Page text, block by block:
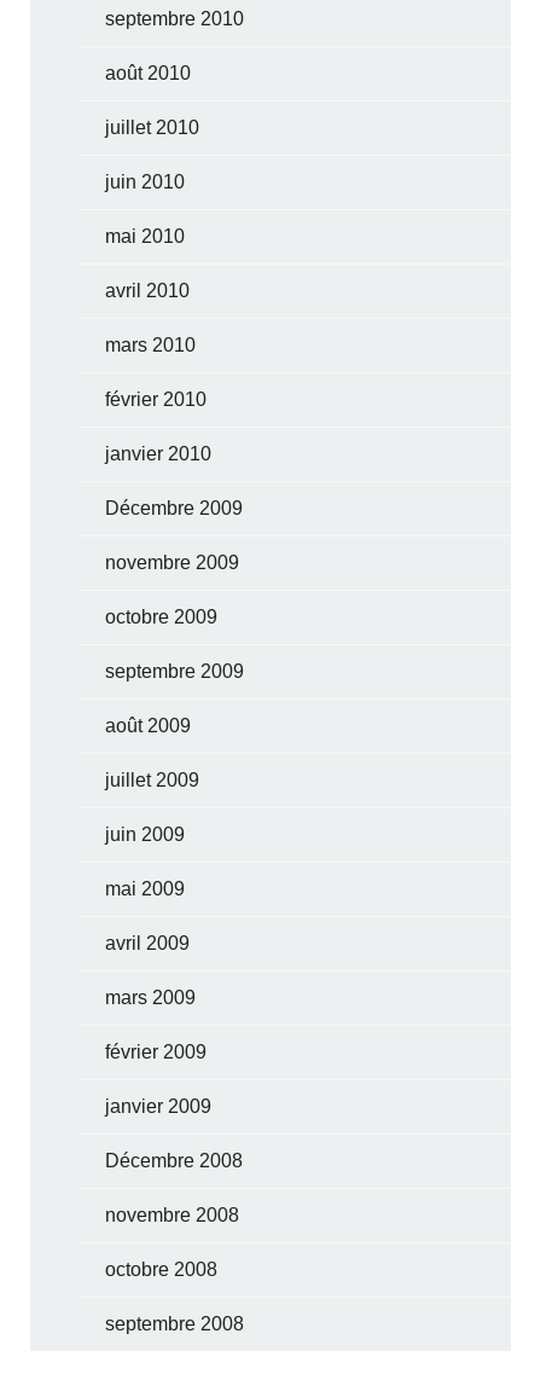
septembre 2010
août 2010
juillet 2010
juin 2010
mai 2010
avril 2010
mars 2010
février 2010
janvier 2010
Décembre 2009
novembre 2009
octobre 2009
septembre 2009
août 2009
juillet 2009
juin 2009
mai 2009
avril 2009
mars 2009
février 2009
janvier 2009
Décembre 2008
novembre 2008
octobre 2008
septembre 2008